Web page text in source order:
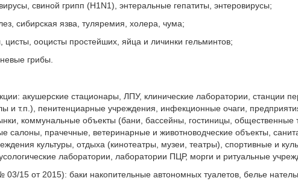
свиной грипп (H1N1), энтеральные гепатиты, энтеровирусы;
сибирская язва, туляремия, холера, чума;
ооцисты простейших, яйца и личинки гельминтов;
грибы.
акушерские стационары, ЛПУ, клинические лаборатории, станции
и т.п.), пенитенциарные учреждения, инфекционные очаги,
коммунальные объекты (бани, бассейны, гостиницы, общественные
салоны, прачечные, ветеринарные и животноводческие объекты,
культуры, отдыха (кинотеатры, музеи, театры), спортивные и
лаборатории, лаборатории ПЦР, морги и ритуальные
15 от 2015): баки накопительные автономных туалетов, белье